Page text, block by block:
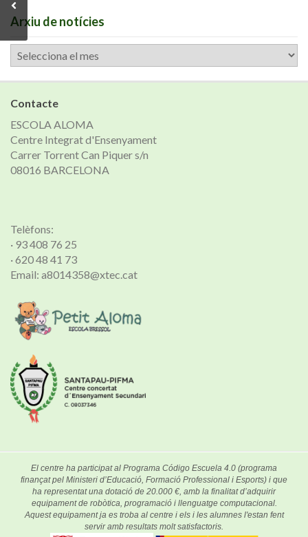
Arxiu de notícies
Arxiu
de
notícies
Contacte
ESCOLA ALOMA
Centre Integrat d'Ensenyament
Carrer Torrent Can Piquer s/n
08016 BARCELONA
Telèfons:
· 93 408 76 25
· 620 48 41 73
Email: a8014358@xtec.cat
El centre ha participat al Programa Código Escuela 4.0 (programa
finançat pel Ministeri d’Educació, Formació Professional i Esports) i que
ha representat una dotació de 20.000 €, amb la finalitat d’adquirir
equipament de robòtica, programació i llenguatge computacional.
Aquest equipament ja es troba al centre i els i les alumnes l'estan fent
servir amb resultats molt satisfactoris.